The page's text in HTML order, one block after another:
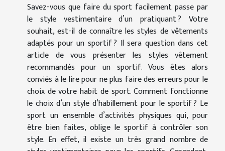
Savez-vous que faire du sport facilement passe par
le style vestimentaire d’un pratiquant ? Votre
souhait, est-il de connaître les styles de vêtements
adaptés pour un sportif ? Il sera question dans cet
article de vous présenter les styles vêtement
recommandés pour un sportif. Vous êtes alors
conviés à le lire pour ne plus faire des erreurs pour le
choix de votre habit de sport. Comment fonctionne
le choix d’un style d’habillement pour le sportif ? Le
sport un ensemble d’activités physiques qui, pour
être bien faites, oblige le sportif à contrôler son
style. En effet, il existe un très grand nombre de